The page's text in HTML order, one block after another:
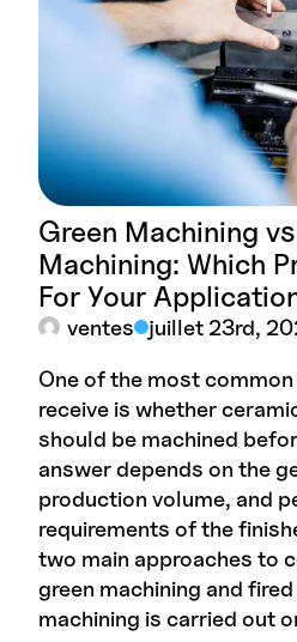
Green Machining
Machining: Which
For Your
ventes
juillet 23rd,
One of the most
receive is whether
should be machined
answer depends on the
production volume, and
requirements of the
two main approaches to
green machining and
machining is carried out